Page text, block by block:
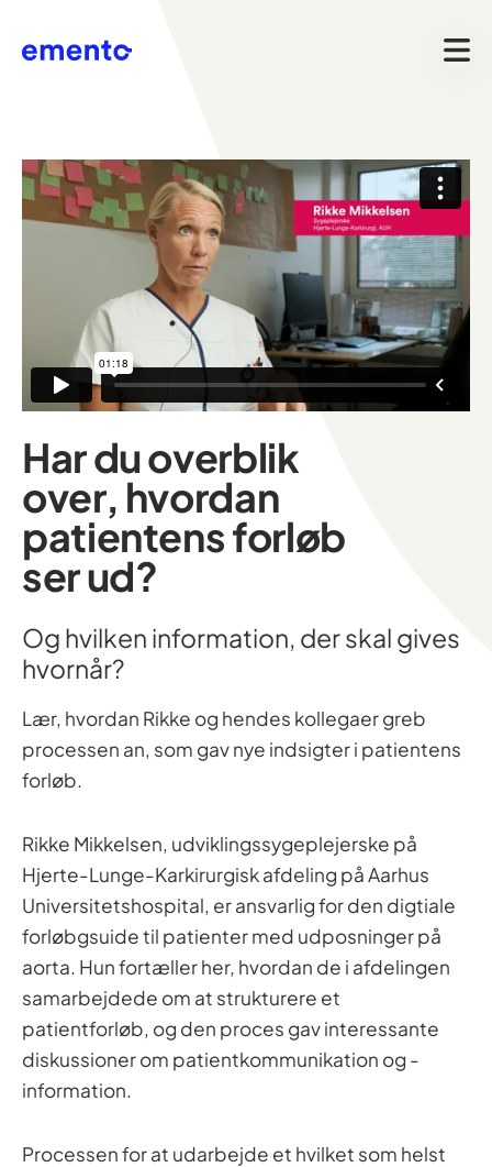
Har du overblik
over, hvordan
patientens forløb
ser ud?
Og hvilken information, der skal gives
hvornår?
Lær, hvordan Rikke og hendes kollegaer greb
processen an, som gav nye indsigter i patientens
forløb.
Rikke Mikkelsen, udviklingssygeplejerske på
Hjerte-Lunge-Karkirurgisk afdeling på Aarhus
Universitetshospital, er ansvarlig for den digtiale
forløbgsuide til patienter med udposninger på
aorta. Hun fortæller her, hvordan de i afdelingen
samarbejdede om at strukturere et
patientforløb, og den proces gav interessante
diskussioner om patientkommunikation og -
information.
Processen for at udarbejde et hvilket som helst